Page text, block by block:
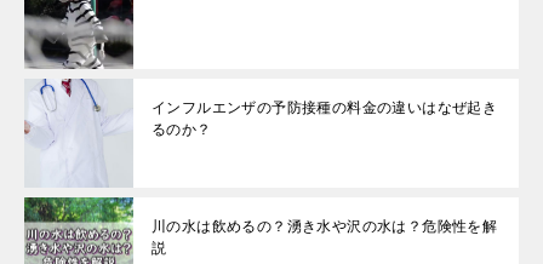
インフルエンザの予防接種の料金の違いはなぜ起き
るのか？
川の水は飲めるの？湧き水や沢の水は？危険性を解
説